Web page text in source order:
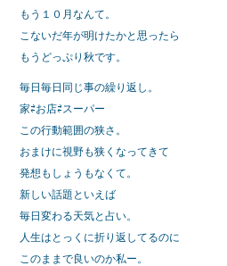
もう１０月なんて。
こないだ年が明けたかと思ったら
もうどっぷり秋です。
毎日毎日同じ事の繰り返し。
家⇄お店⇄スーパー
この行動範囲の狭さ。
おまけに視野も狭くなってきて
発想もしょうもなくて。
新しい話題といえば
毎日変わる天気と占い。
人生はとっくに折り返してるのに
このままで良いのか私ー。